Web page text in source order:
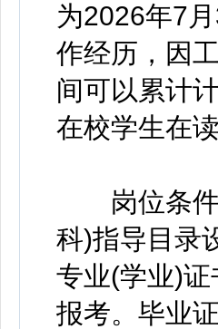
为2026年7
作经历，因
间可以累计
在校学生在
岗位条件
科)指导目录
专业(学业)
报考。毕业